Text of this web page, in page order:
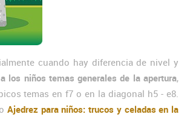
cuando hay diferencia de nivel y
los niños temas generales de la apertura,
temas en f7 o en la diagonal h5 - e8.
o Ajedrez para niños: trucos y celadas en la